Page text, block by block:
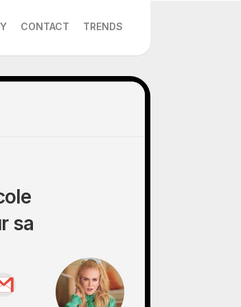
CONTACT TRENDS
sa